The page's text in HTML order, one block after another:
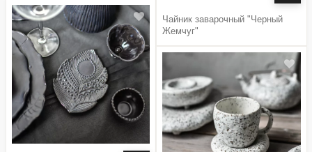
Чайник заварочный "Черный
Жемчуг"